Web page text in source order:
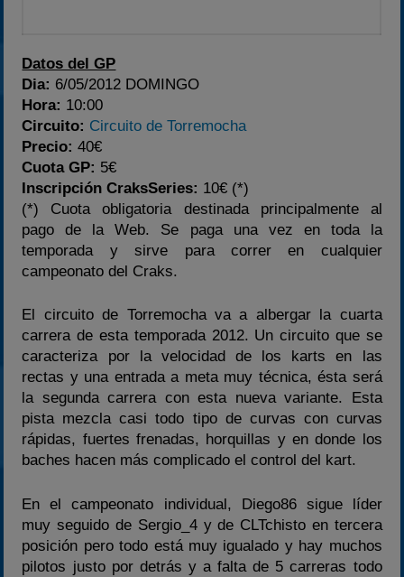
Datos del GP
Dia: 6/05/2012 DOMINGO
Hora: 10:00
Circuito: Circuito de Torremocha
Precio: 40€
Cuota GP: 5€
Inscripción CraksSeries: 10€ (*)
(*) Cuota obligatoria destinada principalmente al
pago de la Web. Se paga una vez en toda la
temporada y sirve para correr en cualquier
campeonato del Craks.
El circuito de Torremocha va a albergar la cuarta
carrera de esta temporada 2012. Un circuito que se
caracteriza por la velocidad de los karts en las
rectas y una entrada a meta muy técnica, ésta será
la segunda carrera con esta nueva variante. Esta
pista mezcla casi todo tipo de curvas con curvas
rápidas, fuertes frenadas, horquillas y en donde los
baches hacen más complicado el control del kart.
En el campeonato individual, Diego86 sigue líder
muy seguido de Sergio_4 y de CLTchisto en tercera
posición pero todo está muy igualado y hay muchos
pilotos justo por detrás y a falta de 5 carreras todo